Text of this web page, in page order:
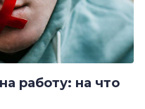
работу: на что